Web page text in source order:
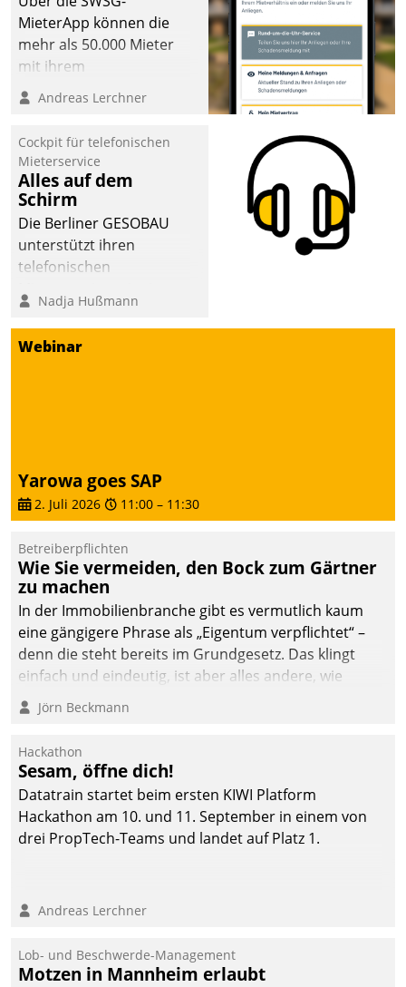
MieterApp können die
mehr als 50.000 Mieter
mit ihrem
Wohnungsunternehmen
kommunizieren, auf dem
einsehen und ändern
oder
Schadensmeldungen
abgeben – rund um die
Uhr.
Andreas Lerchner
Cockpit für telefonischen
Mieterservice
Alles auf dem
Schirm
Die Berliner GESOBAU
unterstützt ihren
telefonischen
digitalen Cockpit, das
situationsbezogen
passende Fragen und
Mietenden zügiger und
effizienter zu bearbeiten.
Nadja Hußmann
Webinar
Yarowa goes SAP
2. Juli 2026 11:00 – 11:30
Betreiberpflichten
Wie Sie vermeiden, den Bock zum Gärtner
zu machen
In der Immobilienbranche gibt es vermutlich kaum
eine gängigere Phrase als „Eigentum verpflichtet“ –
denn die steht bereits im Grundgesetz. Das klingt
einfach und eindeutig, ist aber alles andere, wie
Branchenbeschäftigte wissen. Denn mit der
Verantwortung folgen Verpflichtungen.
Jörn Beckmann
Hackathon
Sesam, öffne dich!
Datatrain startet beim ersten KIWI Platform
Hackathon am 10. und 11. September in einem von
drei PropTech-Teams und landet auf Platz 1.
Andreas Lerchner
Lob- und Beschwerde-Management
Motzen in Mannheim erlaubt